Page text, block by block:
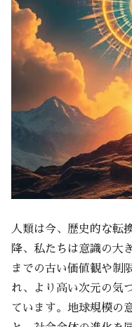
人類は今、歴史的な転
降、私たちは意識の大
までの古い価値観や制
れ、より高い次元の気
ています。地球規模の